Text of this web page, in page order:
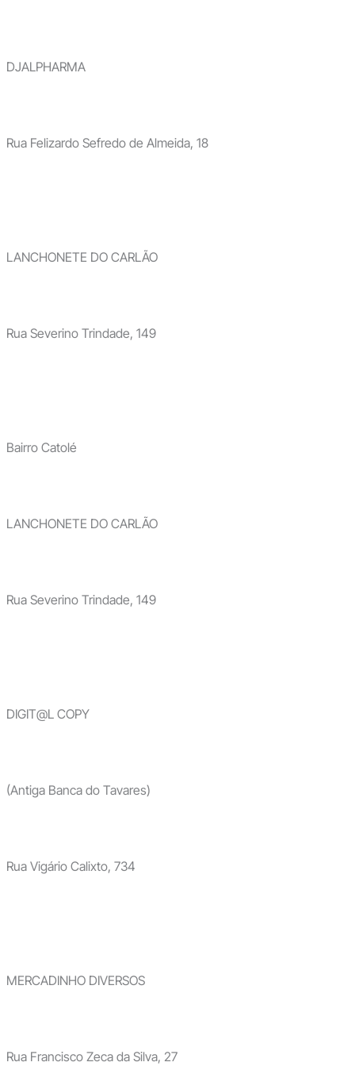
DJALPHARMA
Rua Felizardo Sefredo de Almeida, 18
LANCHONETE DO CARLÃO
Rua Severino Trindade, 149
Bairro Catolé
LANCHONETE DO CARLÃO
Rua Severino Trindade, 149
DIGIT@L COPY
(Antiga Banca do Tavares)
Rua Vigário Calixto, 734
MERCADINHO DIVERSOS
Rua Francisco Zeca da Silva, 27